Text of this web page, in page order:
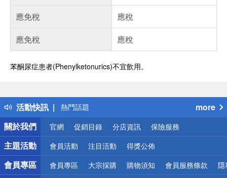
應免稅
應稅
應免稅
應稅
苯酮尿症患者(Phenylketonurics)不宜飲用。
活動快訊
得獎公告
熱門話題
銀行優惠
偏遠地區配送
詐騙網頁！請小心！
more
關於我們
官網 促銷目錄 分店資訊 保險服務
主題活動 會員活動 注目活動 得獎公佈
會員專區 會員專區 大宗採購 購物須知 會員服務條款 隱